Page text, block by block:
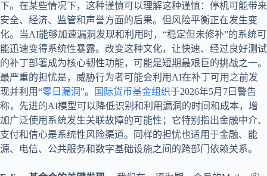
下。在某些情况下，这种谨慎可以理解这种谨慎：停机可能带来
安全、经济、监管和声誉方面的后果。但风险平衡正在发生变
化。当AI能够加速漏洞发现和利用时，“稳定但未修补”的系统可
能迅速变得系统性暴露。改变这种文化，让快速、经过良好测试
的补丁部署成为核心韧性功能，可能是短期最艰巨的挑战之一。
最严重的担忧是，威胁行为者可能会利用AI在补丁可用之前发
现并利用“零日漏洞”。 国际货币基金组织于2026年5月7日警告
称，先进的AI模型可以降低识别和利用漏洞的时间和成本，增
加广泛使用系统发生关联故障的可能性；它特别指出金融中介、
支付和信心是系统性风险渠道。同样的担忧也适用于金融、能
源、电信、公共服务和数字基础设施之间的跨部门依赖关系。